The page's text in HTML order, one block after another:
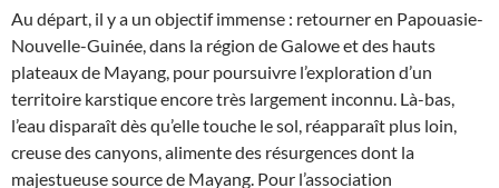
Au départ, il y a un objectif immense : retourner en Papouasie-
Nouvelle-Guinée, dans la région de Galowe et des hauts
plateaux de Mayang, pour poursuivre l’exploration d’un
territoire karstique encore très largement inconnu. Là-bas,
l’eau disparaît dès qu’elle touche le sol, réapparaît plus loin,
creuse des canyons, alimente des résurgences dont la
majestueuse source de Mayang. Pour l’association